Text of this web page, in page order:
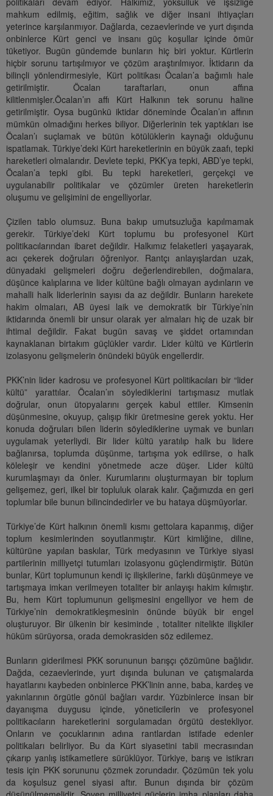
mahkum edilmiş, eğitim, sağlık ve diğer insani ihtiyaçları
yeterince karşılanmıyor. Dağlarda, cezaevlerinde ve yurt dışında
onbinlerce Kürt genci ve insanı güç koşullar içinde ömür
tüketiyor. Bugün gündemde bunların hiç biri yoktur. Kürtlerin
hiçbir sorunu tartışılmıyor ve çözüm araştırılmıyor. İktidarın da
bilinçli yönlendirmesiyle, Kürt politikası Öcalan’a bağımlı hale
getirilmiştir. Öcalan taraftarları, onun affına
kilitlenmişler.Öcalan’ın affı Kürt Halkının tek sorunu haline
getirilmiştir. Oysa bugünkü iktidar döneminde Öcalan’ın affının
mümkün olmadığını herkes biliyor. Diğerlerinin tek yaptıkları ise
Öcalan’ı suçlamak ve bütün kötülüklerin kaynağı olduğunu
ispatlamak. Türkiye’deki Kürt hareketlerinin en büyük zaafı, tepki
hareketleri olmalarıdır. Devlete tepki, PKK’ya tepki, ABD’ye tepki,
Öcalan’a tepki gibi. Bu tepki hareketleri, gerçekçi ve
uygulanabilir politikalar ve çözümler üreten hareketlerin
oluşumu ve gelişimini de engelliyorlar.
Çizilen tablo olumsuz. Buna bakıp umutsuzluğa kapılmamak
gerekir. Türkiye’deki Kürt toplumu bu profesyonel Kürt
politikacılarından ibaret değildir. Halkımız felaketleri yaşayarak,
acı çekerek doğruları öğreniyor. Rantçı anlayışlardan uzak,
dünyadaki gelişmeleri doğru değerlendirebilen, doğmalara,
düşünce kalıplarına ve lider kültüne bağlı olmayan aydınların ve
mahalli halk liderlerinin sayısı da az değildir. Bunların harekete
hakim olmaları, AB üyesi laik ve demokratik bir Türkiye’nin
iktidarında önemli bir unsur olarak yer almaları hiç de uzak bir
ihtimal değildir. Fakat bugün savaş ve şiddet ortamından
kaynaklanan birtakım güçlükler vardır. Lider kültü ve Kürtlerin
izolasyonu gelişmelerin önündeki büyük engellerdir.
PKK’nin lider kadrosu ve profesyonel Kürt politikacıları bir “lider
kültü” yarattılar. Öcalan’ın söylediklerini tartışmasız mutlak
doğrular, onun ütopyalarını gerçek kabul ettiler. Kimsenin
düşünmesine, okuyup, çalışıp fikir üretmesine gerek yoktu. Her
konuda doğruları bilen liderin söylediklerine uymak ve bunları
uygulamak yeterliydi. Bir lider kültü yaratılıp halk bu lidere
bağlanırsa, toplumda düşünme, tartışma yok edilirse, o halk
köleleşir ve kendini yönetmede acze düşer. Lider kültü
kurumlaşmayı da önler. Kurumlarını oluşturmayan bir toplum
gelişemez, geri, ilkel bir topluluk olarak kalır. Çağımızda en geri
toplumlar bile bunun bilincindedirler ve bu hataya düşmüyorlar.
Türkiye’de Kürt halkının önemli kısmı gettolara kapanmış, diğer
toplum kesimlerinden soyutlanmıştır. Kürt kimliğine, diline,
kültürüne yapılan baskılar, Türk medyasının ve Türkiye siyasi
partilerinin milliyetçi tutumları izolasyonu güçlendirmiştir. Bütün
bunlar, Kürt toplumunun kendi iç ilişkilerine, farklı düşünmeye ve
tartışmaya imkan verilmeyen totaliter bir anlayışı hakim kılmıştır.
Bu, hem Kürt toplumunun gelişmesini engelliyor ve hem de
Türkiye’nin demokratikleşmesinin önünde büyük bir engel
oluşturuyor. Bir ülkenin bir kesiminde , totaliter nitelikte ilişkiler
hüküm sürüyorsa, orada demokrasiden söz edilemez.
Bunların giderilmesi PKK sorununun barışçı çözümüne bağlıdır.
Dağda, cezaevlerinde, yurt dışında bulunan ve çatışmalarda
hayatlarını kaybeden onbinlerce PKK’linin anne, baba, kardeş ve
yakınlarının örgütle gönül bağları vardır. Yüzbinlerce insan bir
dayanışma duygusu içinde, yöneticilerin ve profesyonel
politikacıların hareketlerini sorgulamadan örgütü destekliyor.
Onların ve çocuklarının adına rantlardan istifade edenler
politikaları belirliyor. Bu da Kürt siyasetini tabii mecrasından
çıkarıp yanlış istikametlere sürüklüyor. Türkiye, barış ve istikrarı
tesis için PKK sorununu çözmek zorundadır. Çözümün tek yolu
da koşulsuz genel siyasi aftır. Bunun dışında bir çözüm